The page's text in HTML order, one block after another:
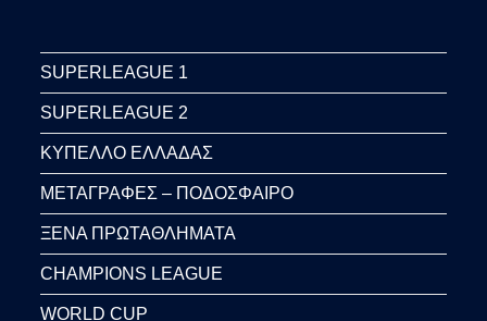
SUPERLEAGUE 1
SUPERLEAGUE 2
ΚΥΠΕΛΛΟ ΕΛΛΑΔΑΣ
ΜΕΤΑΓΡΑΦΕΣ – ΠΟΔΟΣΦΑΙΡΟ
ΞΕΝΑ ΠΡΩΤΑΘΛΗΜΑΤΑ
CHAMPIONS LEAGUE
WORLD CUP